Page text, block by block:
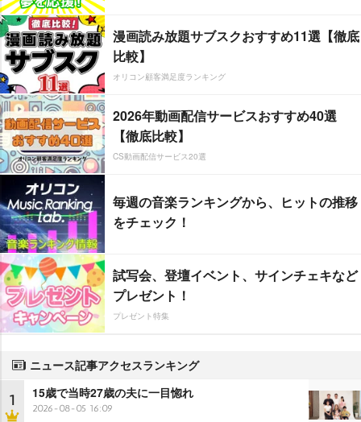
漫画読み放題サブスクおすすめ11選【徹底
比較】
オリコン顧客満足度ランキング
2026年動画配信サービスおすすめ40選
【徹底比較】
CS動画配信サービス20選
毎週の音楽ランキングから、ヒットの推移
をチェック！
試写会、登壇イベント、サインチェキなど
プレゼント！
プレゼント特集
ニュース記事アクセスランキング
1 15歳で当時27歳の夫に一目惚れ
2026-08-05 16:09